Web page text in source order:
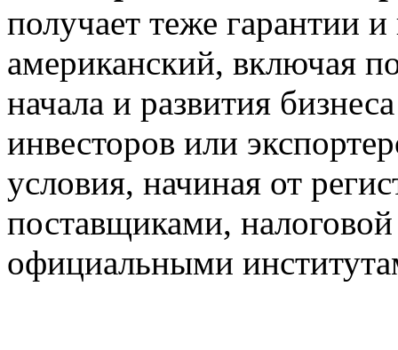
получает теже гарантии
американский, включая
начала и развития
инвесторов или
условия, начиная от
поставщиками,
официальными